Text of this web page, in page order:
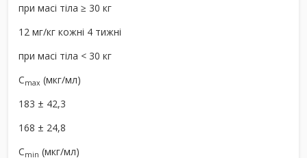
при масі тіла ≥ 30 кг
12 мг/кг кожні 4 тижні
при масі тіла < 30 кг
Cmax (мкг/мл)
183 ± 42,3
168 ± 24,8
Cmin (мкг/мл)